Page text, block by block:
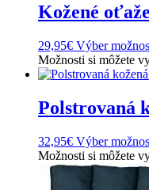
Kožené
29,95€ Výber
Možnosti si môžete
Polstrovaná
32,95€ Výber
Možnosti si môžete